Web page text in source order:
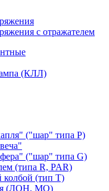
с отражателем
(КЛЛ)
("шар" типа P)
("шар" типа G)
(типа R, PAR)
колбой (тип T)
(ЛОН, МО)